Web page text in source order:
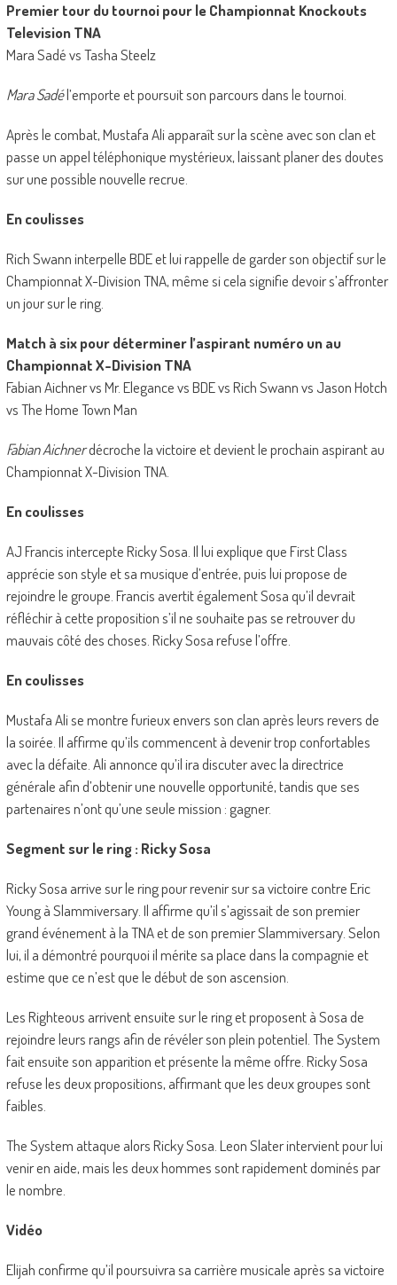
Premier tour du tournoi pour le Championnat Knockouts
Television TNA
Mara Sadé vs Tasha Steelz
Mara Sadél’emporte et poursuit son parcours dans le tournoi.
Après le combat, Mustafa Ali apparaît sur la scène avec son clan et
passe un appel téléphonique mystérieux, laissant planer des doutes
sur une possible nouvelle recrue.
En coulisses
Rich Swann interpelle BDE et lui rappelle de garder son objectif sur le
Championnat X-Division TNA, même si cela signifie devoir s’affronter
un jour sur le ring.
Match à six pour déterminer l’aspirant numéro un au
Championnat X-Division TNA
Fabian Aichner vs Mr. Elegance vs BDE vs Rich Swann vs Jason Hotch
vs The Home Town Man
Fabian Aichnerdécroche la victoire et devient le prochain aspirant au
Championnat X-Division TNA.
En coulisses
AJ Francis intercepte Ricky Sosa. Il lui explique que First Class
apprécie son style et sa musique d’entrée, puis lui propose de
rejoindre le groupe. Francis avertit également Sosa qu’il devrait
réfléchir à cette proposition s’il ne souhaite pas se retrouver du
mauvais côté des choses. Ricky Sosa refuse l’offre.
En coulisses
Mustafa Ali se montre furieux envers son clan après leurs revers de
la soirée. Il affirme qu’ils commencent à devenir trop confortables
avec la défaite. Ali annonce qu’il ira discuter avec la directrice
générale afin d’obtenir une nouvelle opportunité, tandis que ses
partenaires n’ont qu’une seule mission : gagner.
Segment sur le ring : Ricky Sosa
Ricky Sosa arrive sur le ring pour revenir sur sa victoire contre Eric
Young à Slammiversary. Il affirme qu’il s’agissait de son premier
grand événement à la TNA et de son premier Slammiversary. Selon
lui, il a démontré pourquoi il mérite sa place dans la compagnie et
estime que ce n’est que le début de son ascension.
Les Righteous arrivent ensuite sur le ring et proposent à Sosa de
rejoindre leurs rangs afin de révéler son plein potentiel. The System
fait ensuite son apparition et présente la même offre. Ricky Sosa
refuse les deux propositions, affirmant que les deux groupes sont
faibles.
The System attaque alors Ricky Sosa. Leon Slater intervient pour lui
venir en aide, mais les deux hommes sont rapidement dominés par
le nombre.
Vidéo
Elijah confirme qu’il poursuivra sa carrière musicale après sa victoire